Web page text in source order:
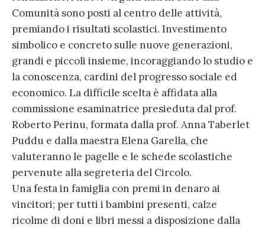
Comunità sono posti al centro delle attività,
premiando i risultati scolastici. Investimento
simbolico e concreto sulle nuove generazioni,
grandi e piccoli insieme, incoraggiando lo studio e
la conoscenza, cardini del progresso sociale ed
economico. La difficile scelta è affidata alla
commissione esaminatrice presieduta dal prof.
Roberto Perinu, formata dalla prof. Anna Taberlet
Puddu e dalla maestra Elena Garella, che
valuteranno le pagelle e le schede scolastiche
pervenute alla segreteria del Circolo.
Una festa in famiglia con premi in denaro ai
vincitori; per tutti i bambini presenti, calze
ricolme di doni e libri messi a disposizione dalla